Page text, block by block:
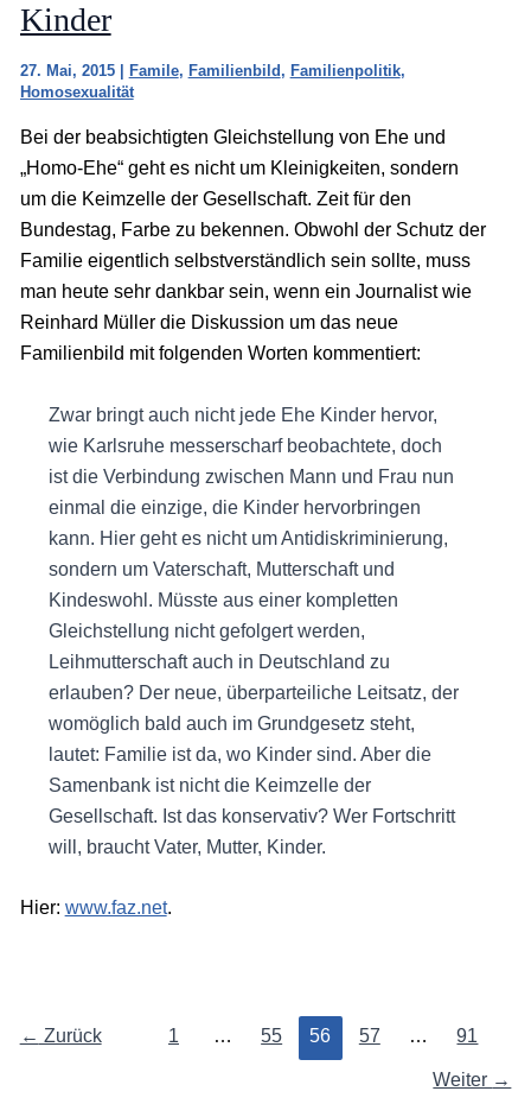
Kinder
27. Mai, 2015 Famile, Familienbild , Familienpolitik,
Homosexualität
Bei der beabsichtigten Gleichstellung von Ehe und
„Homo-Ehe“ geht es nicht um Kleinigkeiten, sondern
um die Keimzelle der Gesellschaft. Zeit für den
Bundestag, Farbe zu bekennen. Obwohl der Schutz der
Familie eigentlich selbstverständlich sein sollte, muss
man heute sehr dankbar sein, wenn ein Journalist wie
Reinhard Müller die Diskussion um das neue
Familienbild mit folgenden Worten kommentiert:
Zwar bringt auch nicht jede Ehe Kinder hervor,
wie Karlsruhe messerscharf beobachtete, doch
ist die Verbindung zwischen Mann und Frau nun
einmal die einzige, die Kinder hervorbringen
kann. Hier geht es nicht um Antidiskriminierung,
sondern um Vaterschaft, Mutterschaft und
Kindeswohl. Müsste aus einer kompletten
Gleichstellung nicht gefolgert werden,
Leihmutterschaft auch in Deutschland zu
erlauben? Der neue, überparteiliche Leitsatz, der
womöglich bald auch im Grundgesetz steht,
lautet: Familie ist da, wo Kinder sind. Aber die
Samenbank ist nicht die Keimzelle der
Gesellschaft. Ist das konservativ? Wer Fortschritt
will, braucht Vater, Mutter, Kinder.
Hier: www.faz.net.
← Zurück 1 … 55 56 57 … 91
Weiter →